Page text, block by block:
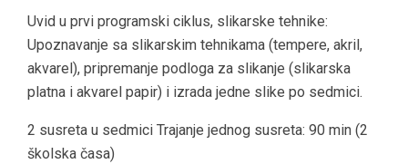
Uvid u prvi programski ciklus, slikarske tehnike:
Upoznavanje sa slikarskim tehnikama (tempere, akril,
akvarel), pripremanje podloga za slikanje (slikarska
platna i akvarel papir) i izrada jedne slike po sedmici.
2 susreta u sedmici Trajanje jednog susreta: 90 min (2
školska časa)